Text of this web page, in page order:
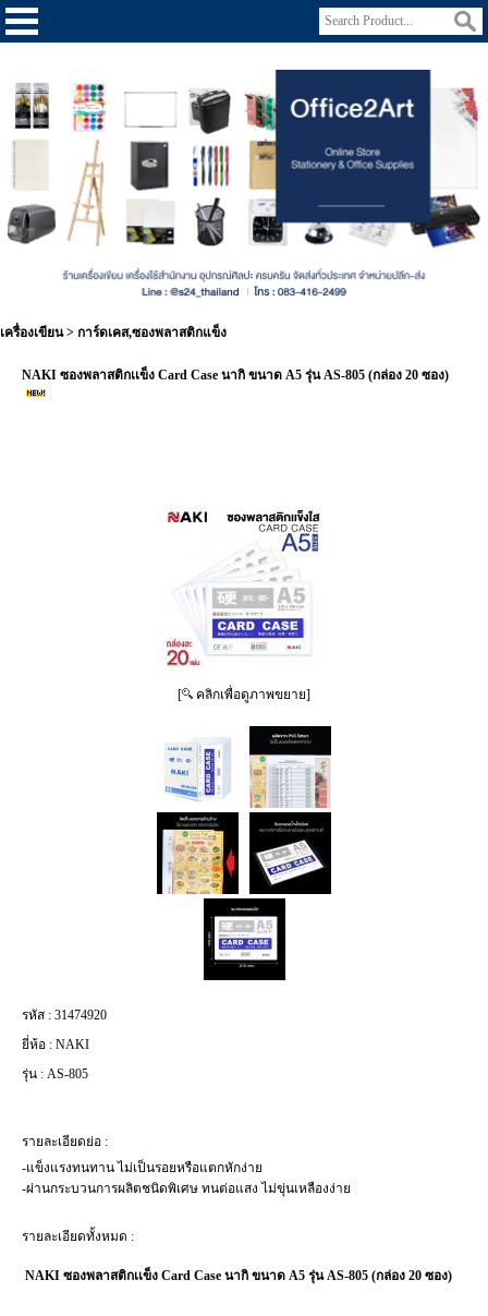
เครื่องเขียน> การ์ดเคส,ซองพลาสติกแข็ง
NAKI ซองพลาสติกเเข็ง Card Case นากิ ขนาด A5 รุ่น AS-805 (กล่อง 20 ซอง)
[ คลิกเพื่อดูภาพขยาย]
รหัส : 31474920
ยี่ห้อ : NAKI
รุ่น : AS-805
รายละเอียดย่อ :
-แข็งแรงทนทาน ไม่เป็นรอยหรือแตกหักง่าย
-ผ่านกระบวนการผลิตชนิดพิเศษ ทนต่อแสง ไม่ขุ่นเหลืองง่าย
รายละเอียดทั้งหมด :
NAKI ซองพลาสติกเเข็ง Card Case นากิ ขนาด A5 รุ่น AS-805 (กล่อง 20 ซอง)